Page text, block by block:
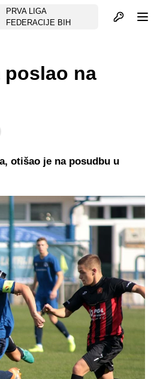
PRVA LIGA
FEDERACIJE BIH
Otvori profil
poslao na
otišao je na posudbu u